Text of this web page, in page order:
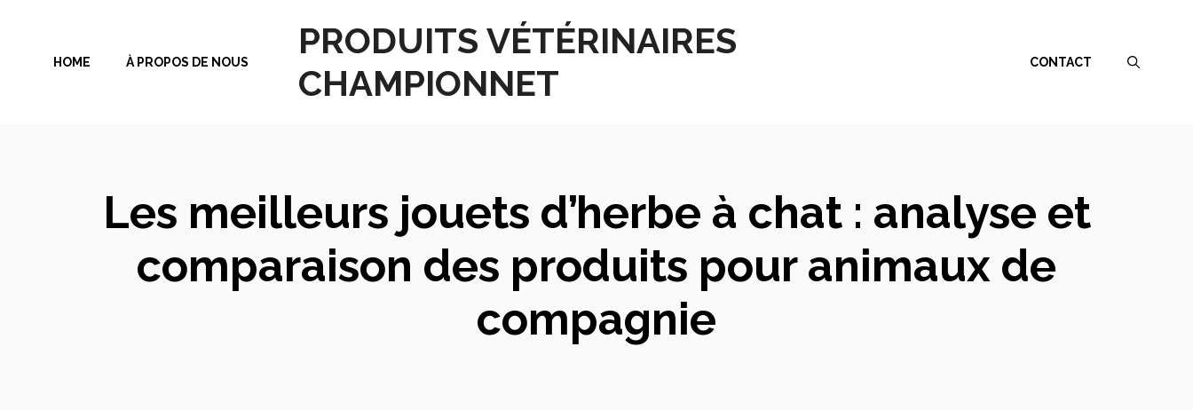
contenu
PRODUITS VÉTÉRINAIRES
CHAMPIONNET
HOME À PROPOS DE NOUS CONTACT
Les meilleurs jouets d’herbe à chat : analyse et
comparaison des produits pour animaux de
compagnie